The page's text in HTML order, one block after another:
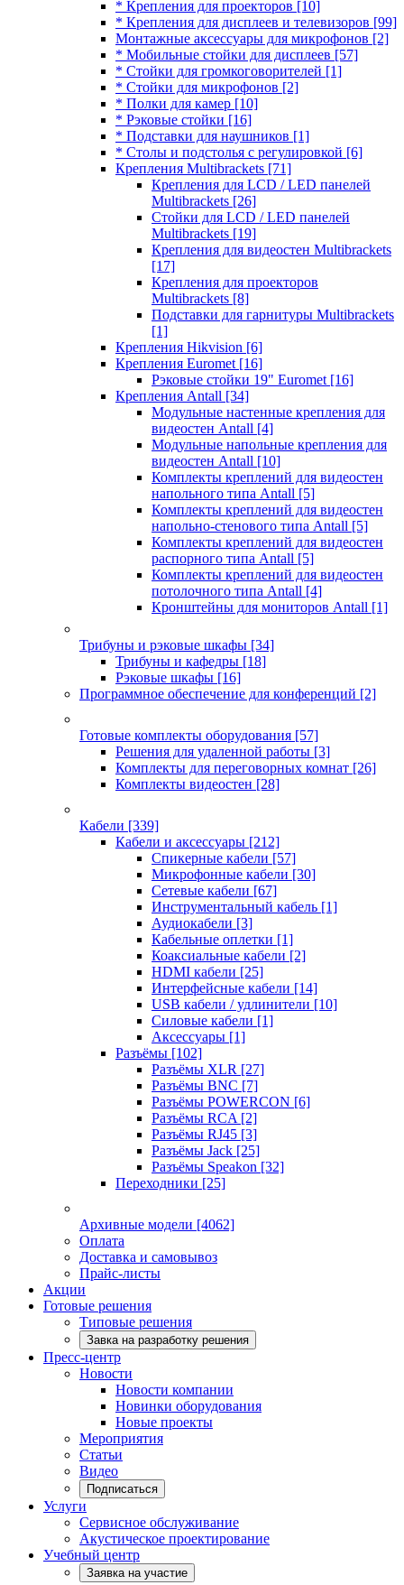
* Крепления для проекторов [10]
* Крепления для дисплеев и телевизоров [99]
Монтажные аксессуары для микрофонов [2]
* Мобильные стойки для дисплеев [57]
* Стойки для громкоговорителей [1]
* Стойки для микрофонов [2]
* Полки для камер [10]
* Рэковые стойки [16]
* Подставки для наушников [1]
* Столы и подстолья с регулировкой [6]
Крепления Multibrackets [71]
Крепления для LCD / LED панелей
Multibrackets [26]
Стойки для LCD / LED панелей
Multibrackets [19]
Крепления для видеостен Multibrackets
[17]
Крепления для проекторов
Multibrackets [8]
Подставки для гарнитуры Multibrackets
[1]
Крепления Hikvision [6]
Крепления Euromet [16]
Рэковые стойки 19" Euromet [16]
Крепления Antall [34]
Модульные настенные крепления для
видеостен Antall [4]
Модульные напольные крепления для
видеостен Antall [10]
Комплекты креплений для видеостен
напольного типа Antall [5]
Комплекты креплений для видеостен
напольно-стенового типа Antall [5]
Комплекты креплений для видеостен
распорного типа Antall [5]
Комплекты креплений для видеостен
потолочного типа Antall [4]
Кронштейны для мониторов Antall [1]
Трибуны и рэковые шкафы [34]
Трибуны и кафедры [18]
Рэковые шкафы [16]
Программное обеспечение для конференций [2]
Готовые комплекты оборудования [57]
Решения для удаленной работы [3]
Комплекты для переговорных комнат [26]
Комплекты видеостен [28]
Кабели [339]
Кабели и аксессуары [212]
Спикерные кабели [57]
Микрофонные кабели [30]
Сетевые кабели [67]
Инструментальный кабель [1]
Аудиокабели [3]
Кабельные оплетки [1]
Коаксиальные кабели [2]
HDMI кабели [25]
Интерфейсные кабели [14]
USB кабели / удлинители [10]
Силовые кабели [1]
Аксессуары [1]
Разъёмы [102]
Разъёмы XLR [27]
Разъёмы BNC [7]
Разъёмы POWERCON [6]
Разъёмы RCA [2]
Разъёмы RJ45 [3]
Разъёмы Jack [25]
Разъёмы Speakon [32]
Переходники [25]
Архивные модели [4062]
Оплата
Доставка и самовывоз
Прайс-листы
Акции
Готовые решения
Типовые решения
Завка на разработку решения
Пресс-центр
Новости
Новости компании
Новинки оборудования
Новые проекты
Мероприятия
Статьи
Видео
Подписаться
Услуги
Сервисное обслуживание
Акустическое проектирование
Учебный центр
Заявка на участие